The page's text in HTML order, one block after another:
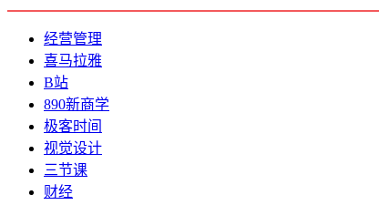
经营管理
喜马拉雅
B站
890新商学
极客时间
视觉设计
三节课
财经